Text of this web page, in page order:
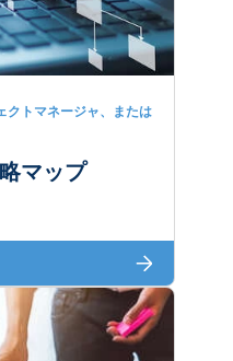
クトマネージャ、または
マップ